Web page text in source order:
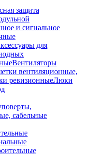
защита
и сигнальное
для
Вентиляторы
вентиляционные,
ревизионныеЛюки
сабельные